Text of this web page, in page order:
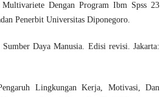
Dengan Program Ibm Spss 23
Penerbit Universitas Diponegoro.
Daya Manusia. Edisi revisi. Jakarta:
Lingkungan Kerja, Motivasi, Dan